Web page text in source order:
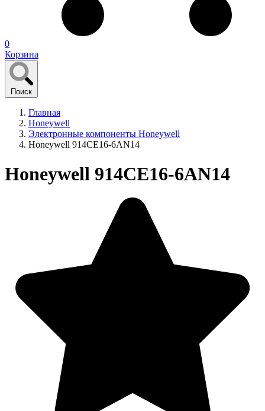
0
Корзина
Поиск
Главная
Honeywell
Электронные компоненты Honeywell
Honeywell 914CE16-6AN14
Honeywell 914CE16-6AN14